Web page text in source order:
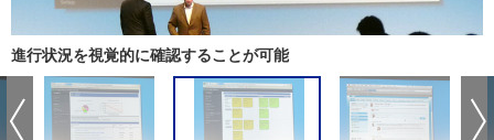
進行状況を視覚的に確認することが可能